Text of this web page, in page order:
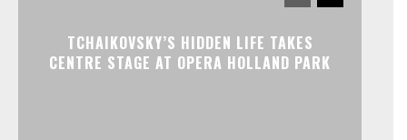
TCHAIKOVSKY’S HIDDEN LIFE TAKES
CENTRE STAGE AT OPERA HOLLAND PARK